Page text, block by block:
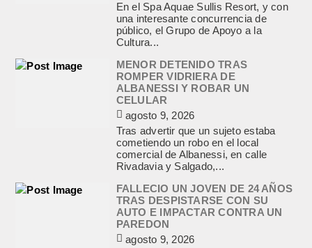
En el Spa Aquae Sullis Resort, y con
una interesante concurrencia de
público, el Grupo de Apoyo a la
Cultura...
MENOR DETENIDO TRAS
ROMPER VIDRIERA DE
ALBANESSI Y ROBAR UN
CELULAR
agosto 9, 2026
Tras advertir que un sujeto estaba
cometiendo un robo en el local
comercial de Albanessi, en calle
Rivadavia y Salgado,...
FALLECIO UN JOVEN DE 24 AÑOS
TRAS DESPISTARSE CON SU
AUTO E IMPACTAR CONTRA UN
PAREDON
agosto 9, 2026